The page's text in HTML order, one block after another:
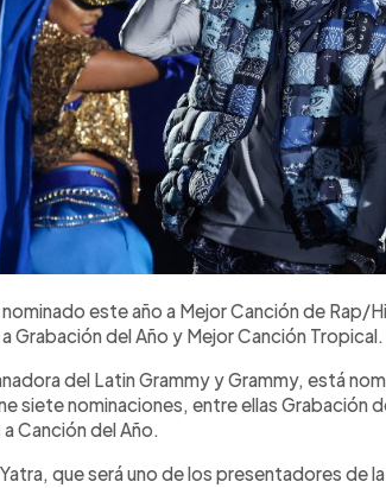
nominado este año a Mejor Canción de Rap/
Grabación del Año y Mejor Canción Tropical.
del Latin Grammy y Grammy, está
siete nominaciones, entre ellas Grabación
Canción del Año.
que será uno de los presentadores de